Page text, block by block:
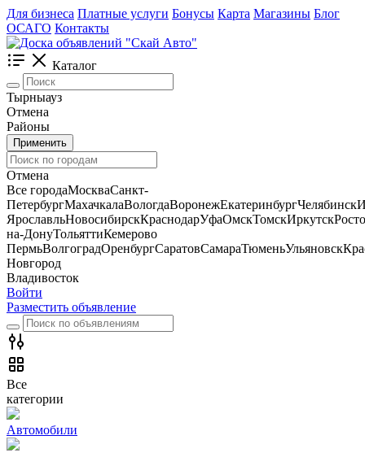
Для бизнеса Платные услуги Бонусы Карта Магазины Блог
ОСАГО Контакты
Каталог
Тырныауз
Отмена
Районы
Применить
Отмена
Все городаМоскваСанкт-
ПетербургМахачкалаВологдаВоронежЕкатеринбургЧелябинск
ЯрославльНовосибирскКраснодарУфаОмскТомскИркутск
на-ДонуТольяттиКемерово
ПермьВолгоградОренбургСаратовСамараТюменьУльяновск
Новгород
Владивосток
Войти
Разместить объявление
Все
категории
Автомобили